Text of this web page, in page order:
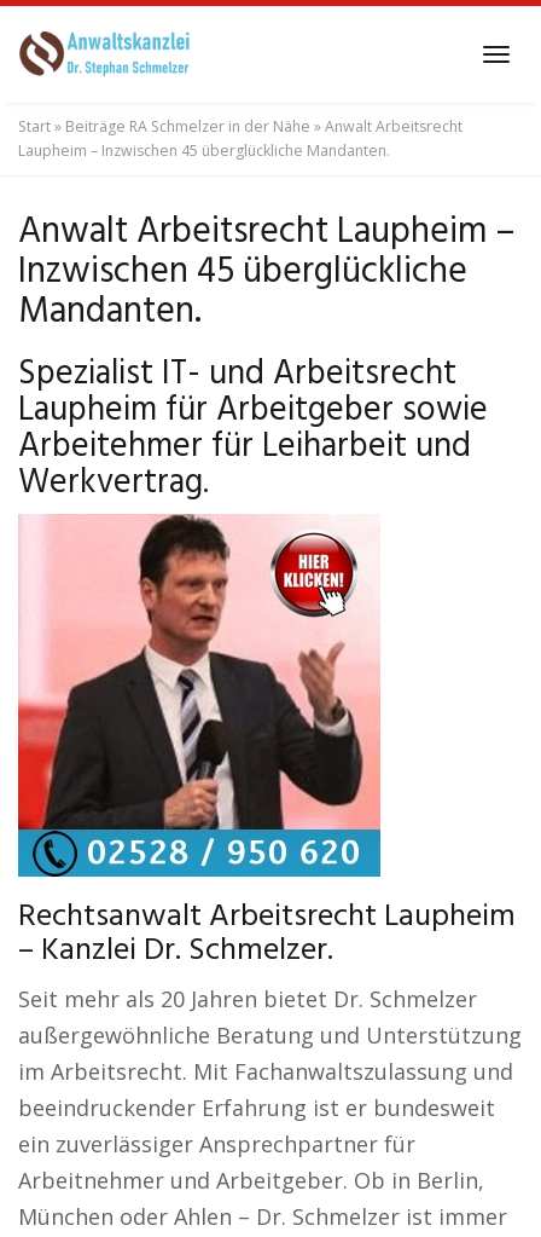
to
content
Start» Beiträge RA Schmelzer in der Nähe »Anwalt Arbeitsrecht
Laupheim – Inzwischen 45 überglückliche Mandanten.
Anwalt Arbeitsrecht Laupheim –
Inzwischen 45 überglückliche
Mandanten.
Spezialist IT- und Arbeitsrecht
Laupheim für Arbeitgeber sowie
Arbeitehmer für Leiharbeit und
Werkvertrag.
Rechtsanwalt Arbeitsrecht Laupheim
– Kanzlei Dr. Schmelzer.
Seit mehr als 20 Jahren bietet Dr. Schmelzer
außergewöhnliche Beratung und Unterstützung
im Arbeitsrecht. Mit Fachanwaltszulassung und
beeindruckender Erfahrung ist er bundesweit
ein zuverlässiger Ansprechpartner für
Arbeitnehmer und Arbeitgeber. Ob in Berlin,
München oder Ahlen – Dr. Schmelzer ist immer